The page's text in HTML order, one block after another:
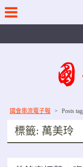
content
國會串流電子報 > Posts
標籤: 萬美玲